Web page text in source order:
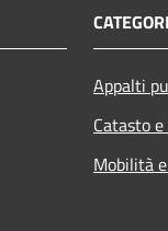
Appalti
Catasto
Mobilità